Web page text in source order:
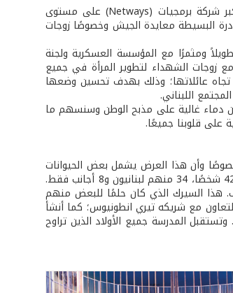
المهندسة رولى موسى الحائزة جائزة لبنان للسيدات المميّزات للعام 2012 عن ريادتها في تأسيس أكبر شركة برمجيات (Netways) على مستوى
البسيطة معايدة الجيش وخصوصًا زوجات
ومثمرًا مع المؤسسة العسكرية ولجنة
الشهداء لتطوير المرأة في جميع
تجاه عائلاتها؛ وذلك بهدف تحسين وضعها
اللبناني.
دماء غالية على مذبح الوطن وسنسهم ما
على قلوبنا جميعًا.
وأن هذا العرض يشمل بعض الحيوانات
الأليفة وأخرى مفترسة ومدرّبة بشكل جيد. إنه «صنع في لبنان» ثلاث كلمات تختصر قصّته فهو مؤلف من 42 شخصًا، 34 منهم لبنانيون و8 أجانب فقط.
هذا السيرك الذي كان حلمًا للبعض منهم
وتحقق على أرض الواقع ليصبح حقيقة حين أسّسه السيد إسحاق أبو ساري رسميًا العام 2005 بالتعاون مع شريكه تيري انطونيوس؛ كما أنشأ
المدرسة جميع الأولاد الذين تراوح